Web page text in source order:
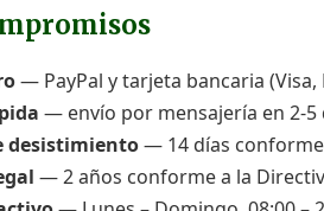
— PayPal y tarjeta bancaria (Visa,
— envío por mensajería en 2-5
desistimiento— 14 días conforme
— 2 años conforme a la